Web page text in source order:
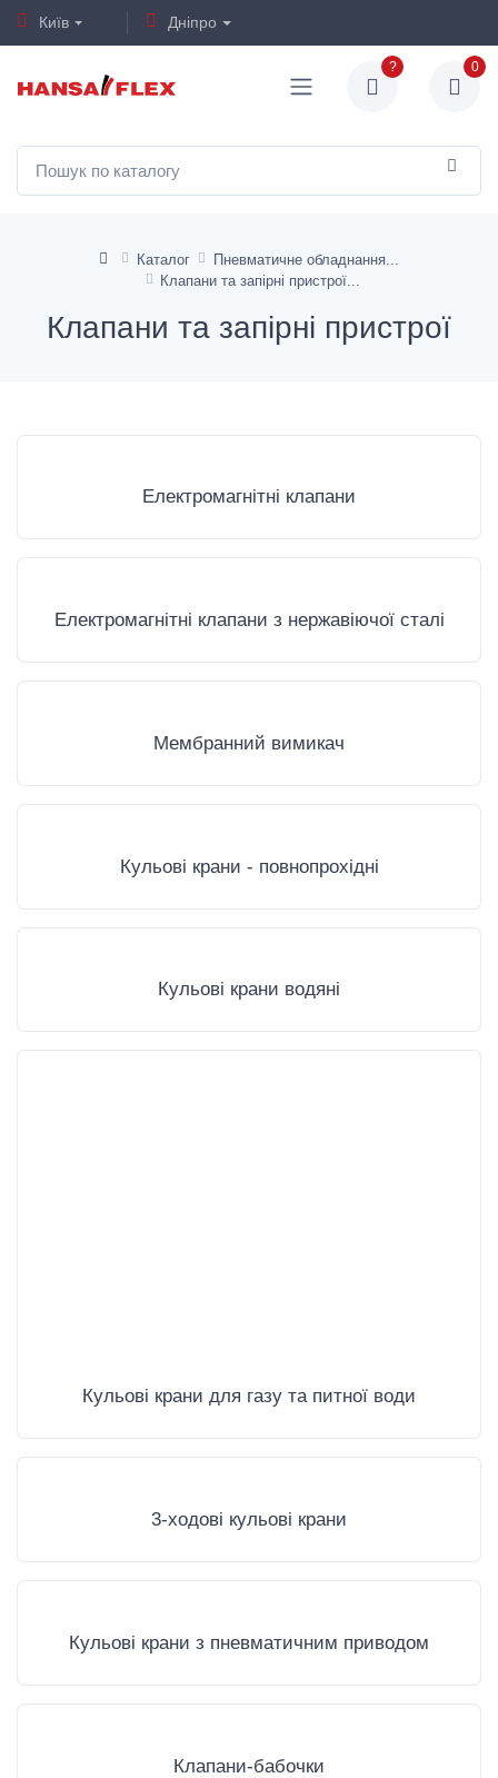
Київ Дніпро
? 0
Каталог
Пневматичне обладнання
Клапани та запірні пристрої
Клапани та запірні пристрої
Електромагнітні клапани
Електромагнітні клапани з нержавіючої сталі
Мембранний вимикач
Кульові крани - повнопрохідні
Кульові крани водяні
Кульові крани для газу та питної води
3-ходові кульові крани
Кульові крани з пневматичним приводом
Клапани-бабочки